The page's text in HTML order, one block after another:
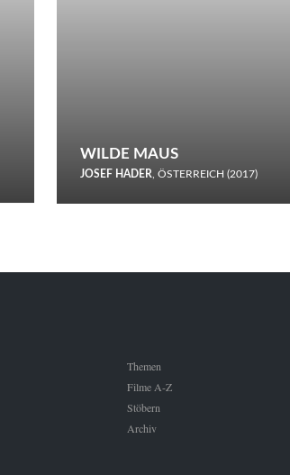
WILDE MAUS
JOSEF HADER, ÖSTERREICH (2017)
Schnee.
Themen
Filme A-Z
Stöbern
Archiv